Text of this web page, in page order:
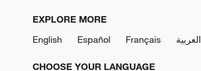
EXPLORE MORE
English
Español Français العربية
CHOOSE YOUR LANGUAGE